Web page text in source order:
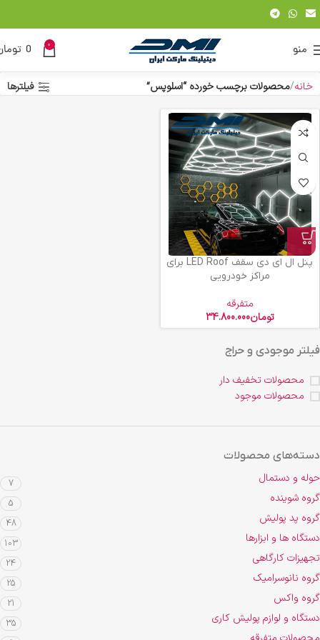
منو 0
0
فیلتر موجودی و حراج
محصولات تخفیف دار
محصولات موجود
دسته‌های محصولات
حوله و دستمال 7
گروه شوینده 5
گروه پد پولیش 48
دستگاه ها و ابزارها 103
تجهیزات کارگاهی 24
گروه نانوسرامیک 25
گروه واکس 21
دستگاه و لوازم پولیش کاری 35
خانه محصولات برچسب خورده “اسلوپس” فیلترها
پنل ال ای دی سقف LED Roof برای
مراکز خودرویی
متفرقه
تومان34.800.000